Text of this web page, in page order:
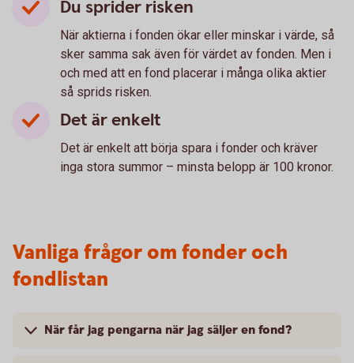
Du sprider risken
När aktierna i fonden ökar eller minskar i värde, så
sker samma sak även för värdet av fonden. Men i
och med att en fond placerar i många olika aktier
så sprids risken.
Det är enkelt
Det är enkelt att börja spara i fonder och kräver
inga stora summor – minsta belopp är 100 kronor.
Vanliga frågor om fonder och
fondlistan
När får jag pengarna när jag säljer en fond?